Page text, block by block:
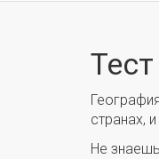
странах,
Не